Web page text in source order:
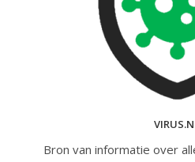
Bron van informatie over